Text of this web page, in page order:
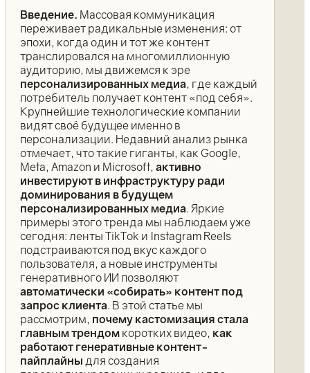
Введение. Массовая коммуникация
переживает радикальные изменения: от
эпохи, когда один и тот же контент
транслировался на многомиллионную
аудиторию, мы движемся к эре
персонализированных медиа, где каждый
потребитель получает контент «под себя».
Крупнейшие технологические компании
видят своё будущее именно в
персонализации. Недавний анализ рынка
отмечает, что такие гиганты, как Google,
Meta, Amazon и Microsoft, активно
инвестируют в инфраструктуру ради
доминирования в будущем
персонализированных медиа. Яркие
примеры этого тренда мы наблюдаем уже
сегодня: ленты TikTok и Instagram Reels
подстраиваются под вкус каждого
пользователя, а новые инструменты
генеративного ИИ позволяют
автоматически «собирать» контент под
запрос клиента. В этой статье мы
рассмотрим, почему кастомизация стала
главным трендом коротких видео, как
работают генеративные контент-
пайплайны для создания